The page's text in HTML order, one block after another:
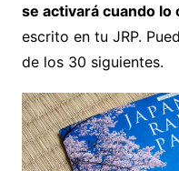
se activará cuando lo
escrito en tu JRP.
de los 30 siguientes.